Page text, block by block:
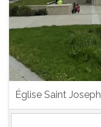
Église Saint Joseph